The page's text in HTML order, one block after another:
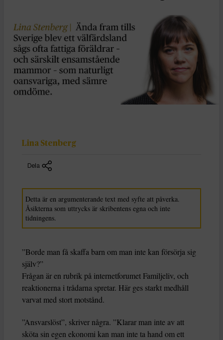
Lina Stenberg
Dela
Detta är en argumenterande text med syfte att påverka.
Åsikterna som uttrycks är skribentens egna och inte
tidningens.
”Borde man få skaffa barn om man inte kan försörja sig
själv?”
Frågan är en rubrik på internetforumet Familjeliv, och
reaktionerna i trådarna spretar. Här ges starkt medhåll
varvat med stort motstånd.
”Ansvarslöst”, skriver några. ”Klarar man inte av att
sköta sin egen ekonomi kan man inte ta hand om ett